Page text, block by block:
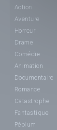
Action
Aventure
Horreur
Drame
Comédie
Animation
Documentaire
Romance
Catastrophe
Fantastique
Péplum